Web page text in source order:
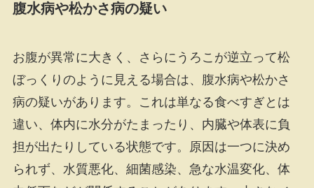
腹水病や松かさ病の疑い
お腹が異常に大きく、さらにうろこが逆立って松
ぼっくりのように見える場合は、腹水病や松かさ
病の疑いがあります。これは単なる食べすぎとは
違い、体内に水分がたまったり、内臓や体表に負
担が出たりしている状態です。原因は一つに決め
られず、水質悪化、細菌感染、急な水温変化、体